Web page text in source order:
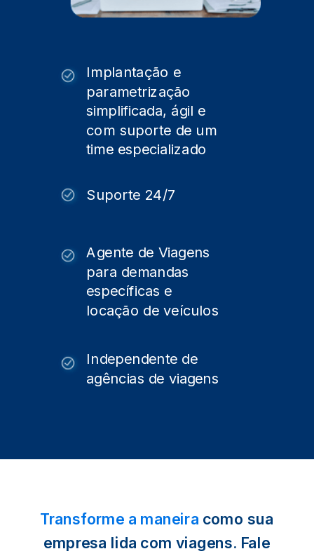
Implantação e
parametrização
simplificada, ágil e
com suporte de um
time especializado
Suporte 24/7
Agente de Viagens
para demandas
específicas e
locação de veículos
Independente de
agências de viagens
Transforme a maneira como sua
empresa lida com viagens. Fale